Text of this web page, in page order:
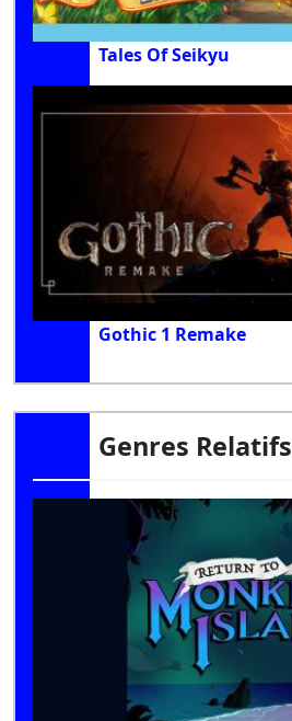
Tales Of Seikyu
Gothic 1 Remake
Genres Relatifs